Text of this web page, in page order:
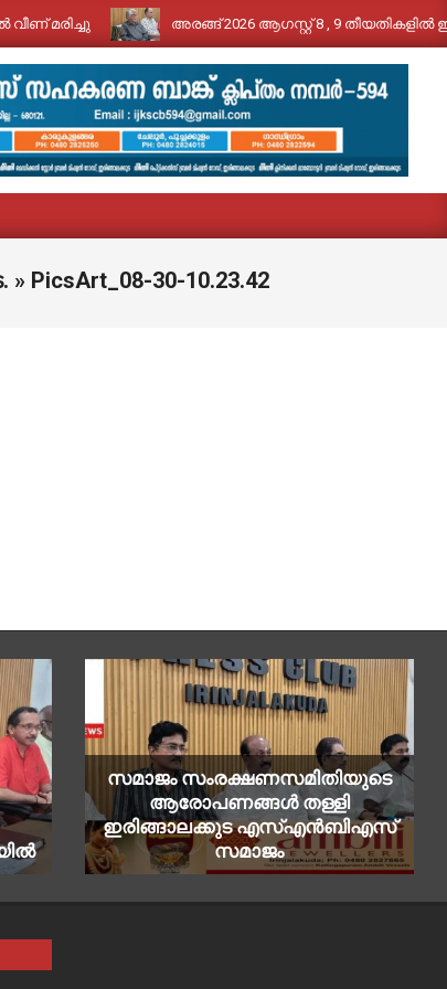
മരിച്ചു അരങ്ങ് 2026 ആഗസ്റ്റ് 8 , 9 തീയതികളിൽ
» PicsArt_08-30-10.23.42
സമാജം സംരക്ഷണസമിതിയുടെ
ആരോപണങ്ങൾ തള്ളി
ഇരിങ്ങാലക്കുട എസ്എൻബിഎസ്
സമാജം